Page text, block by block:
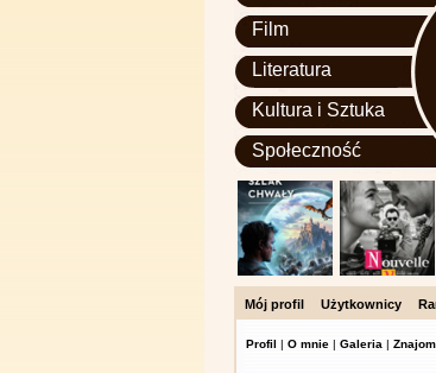
Film
Literatura
Kultura i Sztuka
Społeczność
Mój profil Użytkownicy
Profil | O mnie | Galeria |